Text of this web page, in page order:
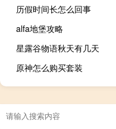
历假时间长怎么回事
alfa地堡攻略
星露谷物语秋天有几天
原神怎么购买套装